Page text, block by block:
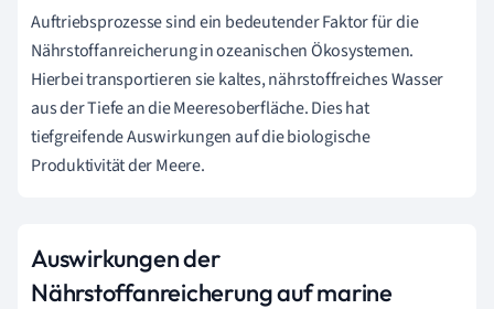
Auftriebsprozesse sind ein bedeutender Faktor für die
Nährstoffanreicherung in ozeanischen Ökosystemen.
Hierbei transportieren sie kaltes, nährstoffreiches Wasser
aus der Tiefe an die Meeresoberfläche. Dies hat
tiefgreifende Auswirkungen auf die biologische
Produktivität der Meere.
Auswirkungen der
Nährstoffanreicherung auf marine